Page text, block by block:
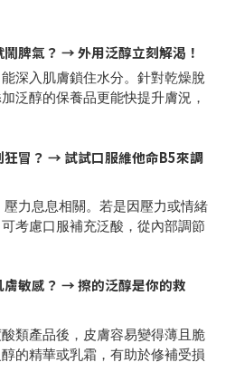
脾氣？ → 外用泛醇立刻解渴！
深入肌膚鎖住水分。針對乾燥脫
泛醇的保養品更能快提升膚況，
冒？ → 試試口服維他命B5來調
力息息相關。若是因壓力或情緒
考慮口服補充泛酸，從內部調節
敏感？ → 擦的泛醇是你的救
類產品後，皮膚容易變得薄且脆
的精華或乳霜，有助於修補受損